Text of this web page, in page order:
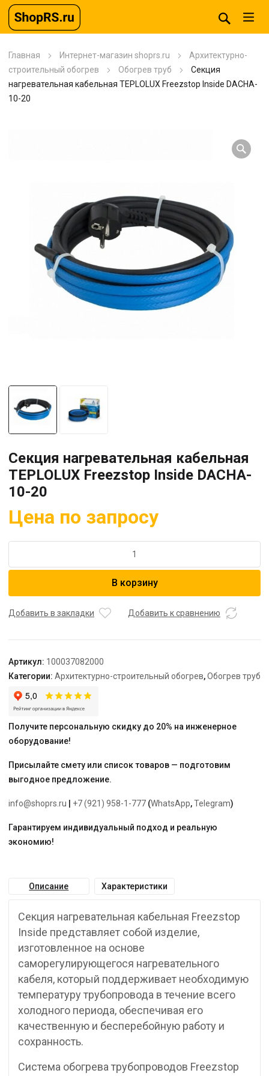
Главная Интернет-магазин shoprs.ru
Архитектурно-
строительный обогрев
Обогрев труб
Секция
нагревательная кабельная TEPLOLUX Freezstop Inside DACHA-
10-20
Секция нагревательная кабельная
TEPLOLUX Freezstop Inside DACHA-
10-20
Цена по запросу
Секция
TEPLOLUX
10-
20
В корзину
Добавить в закладки Добавить к сравнению
Артикул: 100037082000
Категории: Архитектурно-строительный обогрев,Обогрев труб
Получите персональную скидку до 20% на инженерное
оборудование!
Присылайте смету или список товаров — подготовим
выгодное предложение.
info@shoprs.ru +7 (921) 958-1-777 (WhatsApp,Telegram)
Гарантируем индивидуальный подход и реальную
экономию!
Описание Характеристики
Секция нагревательная кабельная Freezstop
Inside представляет собой изделие,
изготовленное на основе
саморегулирующегося нагревательного
кабеля, который поддерживает необходимую
температуру трубопровода в течение всего
холодного периода, обеспечивая его
качественную и бесперебойную работу и
сохранность.
Система обогрева трубопроводов Freezstop